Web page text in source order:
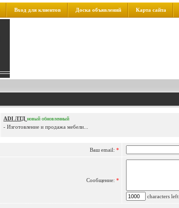
Вход для клиентов Доска объявлений Карта сайта
ADI ЛТД новый обновленный
- Изготовление и продажа мебели...
Ваш email: *
Сообщение: *
characters left